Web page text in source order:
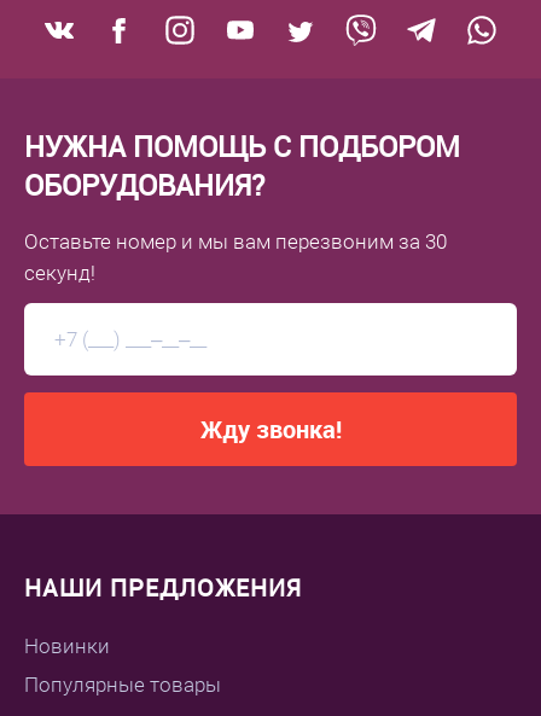
НУЖНА ПОМОЩЬ С ПОДБОРОМ
ОБОРУДОВАНИЯ?
Оставьте номер и мы вам перезвоним за 30
секунд!
Жду звонка!
НАШИ ПРЕДЛОЖЕНИЯ
Новинки
Популярные товары